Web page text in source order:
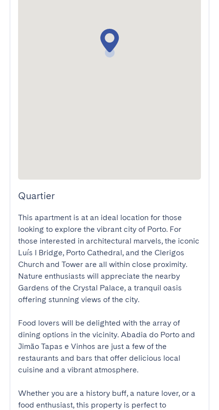
Quartier
This apartment is at an ideal location for those
looking to explore the vibrant city of Porto. For
those interested in architectural marvels, the iconic
Luís I Bridge, Porto Cathedral, and the Clerigos
Church and Tower are all within close proximity.
Nature enthusiasts will appreciate the nearby
Gardens of the Crystal Palace, a tranquil oasis
offering stunning views of the city.
Food lovers will be delighted with the array of
dining options in the vicinity. Abadia do Porto and
Jimão Tapas e Vinhos are just a few of the
restaurants and bars that offer delicious local
cuisine and a vibrant atmosphere.
Whether you are a history buff, a nature lover, or a
food enthusiast, this property is perfect to